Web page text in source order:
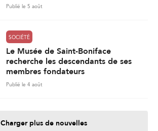
Publié le 5 août
SOCIÉTÉ
Le Musée de Saint-Boniface
recherche les descendants de ses
membres fondateurs
Publié le 4 août
Charger plus de nouvelles